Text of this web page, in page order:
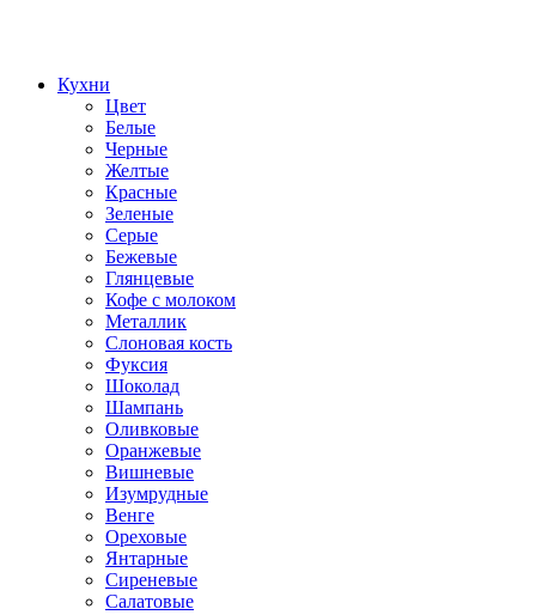
Кухни
Цвет
Белые
Черные
Желтые
Красные
Зеленые
Серые
Бежевые
Глянцевые
Кофе с молоком
Металлик
Слоновая кость
Фуксия
Шоколад
Шампань
Оливковые
Оранжевые
Вишневые
Изумрудные
Венге
Ореховые
Янтарные
Сиреневые
Салатовые